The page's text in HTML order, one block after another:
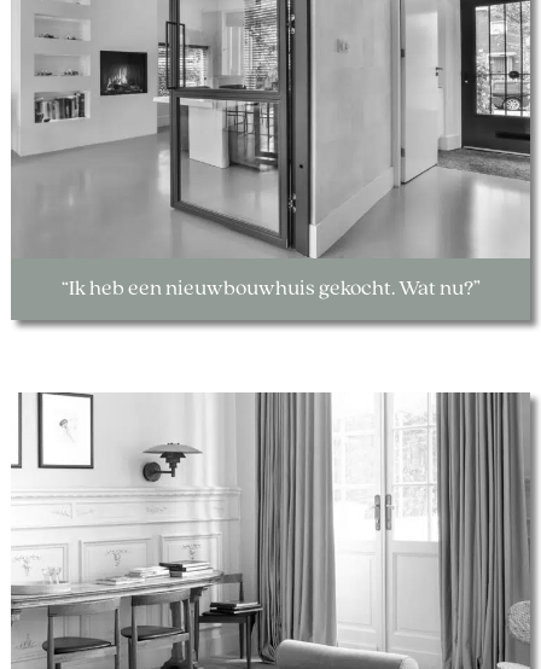
“Ik heb een nieuwbouwhuis gekocht. Wat nu?”